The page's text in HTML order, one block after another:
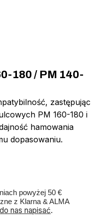
180 / PM 140-
zastępując
PM 160-180 i
hamowania
dopasowaniu.
powyżej 50 €
z Klarna & ALMA
nas napisać.